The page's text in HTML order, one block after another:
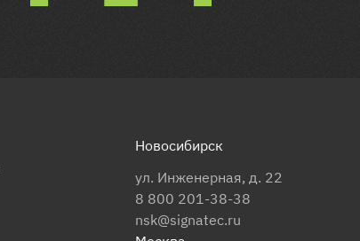
Новосибирск
ул. Инженерная, д. 22
8 800 201-38-38
nsk@signatec.ru